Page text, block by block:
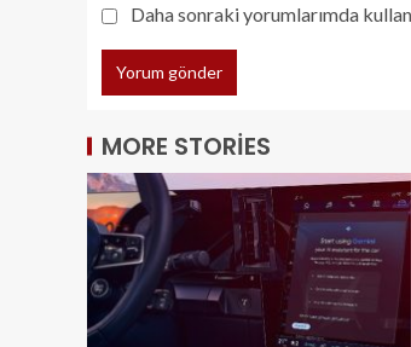
Daha sonraki yorumlarımda
MORE STORIES